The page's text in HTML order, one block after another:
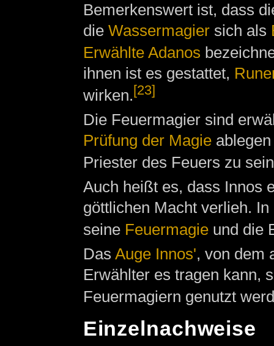
Bemerkenswert ist, dass
die Wassermagiersich als
Erwählte Adanos
ihnen ist es gestattet,
wirken.[23]
Die Feuermagier sind
Prüfung der Magieablegen
Priester des Feuers zu
Auch heißt es, dass Innos
göttlichen Macht verlieh.
seine Feuermagieund die
Das Auge Innos', von dem
Erwählter es tragen kann,
Feuermagiern genutzt
Einzelnachweise